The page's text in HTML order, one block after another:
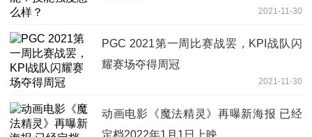
2021-11-30
PGC 2021第一周比赛战罢，KPI战队闪
耀赛场夺得周冠
2021-11-30
动画电影《魔法精灵》再曝新海报 已经
定档2022年1月1日上映